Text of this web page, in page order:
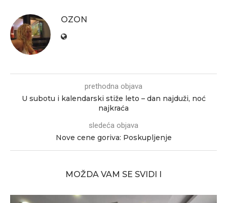
OZON
prethodna objava
U subotu i kalendarski stiže leto – dan najduži, noć
najkraća
sledeća objava
Nove cene goriva: Poskupljenje
MOŽDA VAM SE SVIDI I